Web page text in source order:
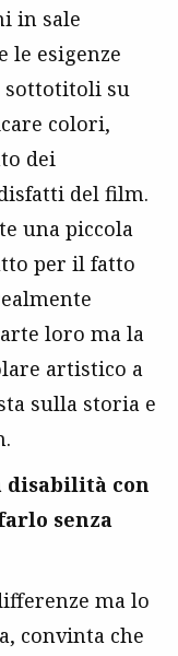
in sale
le esigenze
sottotitoli su
colori,
dei
del film.
una piccola
per il fatto
loro ma la
artistico a
sulla storia e
con
senza
ma lo
convinta che